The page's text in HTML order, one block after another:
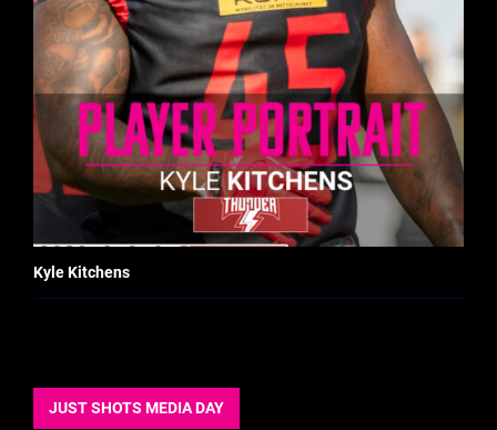
Kyle Kitchens
JUST SHOTS MEDIA DAY